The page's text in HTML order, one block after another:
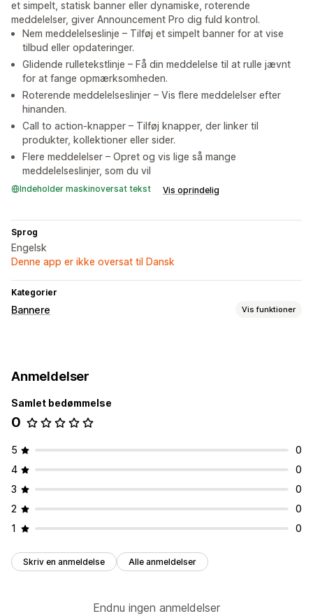
et simpelt, statisk banner eller dynamiske, roterende
meddelelser, giver Announcement Pro dig fuld kontrol.
Nem meddelelseslinje – Tilføj et simpelt banner for at vise
tilbud eller opdateringer.
Glidende rulletekstlinje – Få din meddelelse til at rulle jævnt
for at fange opmærksomheden.
Roterende meddelelseslinjer – Vis flere meddelelser efter
hinanden.
Call to action-knapper – Tilføj knapper, der linker til
produkter, kollektioner eller sider.
Flere meddelelser – Opret og vis lige så mange
meddelelseslinjer, som du vil
Indeholder maskinoversat tekst Vis oprindelig
Sprog
Engelsk
Denne app er ikke oversat til Dansk
Kategorier
Bannere Vis funktioner
Notifikation Produktside
Personligt tilpassede anbefalinger
Tilpasning
Dynamisk på mobil
Målretning af kampagner
Analyser og rapportering
Anmeldelser
Samlet bedømmelse
0
5
0
4
0
3
0
2
0
1
0
Skriv en anmeldelse Alle anmeldelser
Endnu ingen anmeldelser